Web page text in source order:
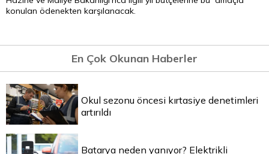
konulan ödenekten karşılanacak.
En Çok Okunan Haberler
Okul sezonu öncesi kırtasiye denetimleri
artırıldı
Batarya neden yanıyor? Elektrikli